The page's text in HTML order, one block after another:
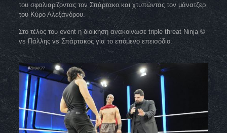
του σφαλιαρίζοντας τον Σπάρτακο και χτυπώντας τον μάνατζερ
του Κύρο Αλεξάνδρου.
Στο τέλος του event η διοίκηση ανακοίνωσε triple threat Ninja ©
vs Πάλλης vs Σπάρτακος για το επόμενο επεισόδιο.